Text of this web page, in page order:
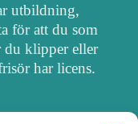
utbildning,
för att du som
du klipper eller
har licens.